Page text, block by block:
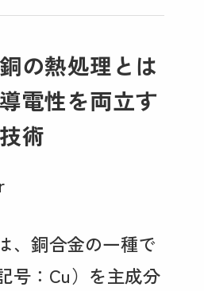
の熱処理とは
電性を両立す
術
、銅合金の一種で
号：Cu）を主成分